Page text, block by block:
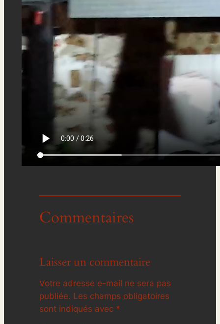
Commentaires
Laisser un commentaire
Votre adresse e-mail ne sera pas
publiée. Les champs obligatoires
sont indiqués avec *